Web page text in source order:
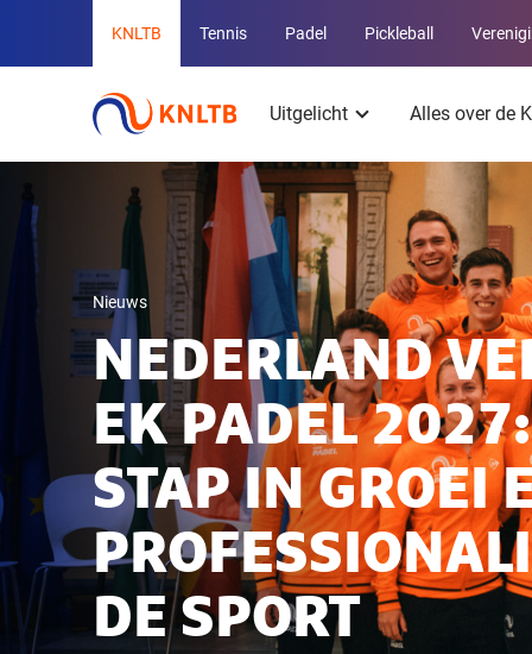
Overige
KNLTB
websites
KNLTB Tennis Padel Pickleball
Hoofdmenu
Uitgelicht Alles over de
Nieuws
NEDERLAND
EK PADEL
STAP IN GROEI
DE SPORT